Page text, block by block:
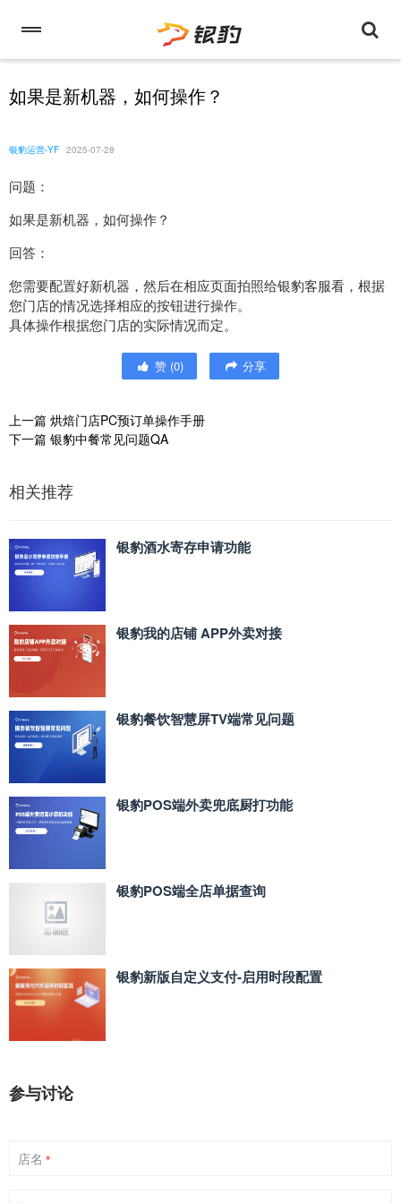
如果是新机器，如何操作？
银豹运营-YF 2025-07-28
问题：
如果是新机器，如何操作？
回答：
您需要配置好新机器，然后在相应页面拍照给银豹客服看，根据
您门店的情况选择相应的按钮进行操作。
具体操作根据您门店的实际情况而定。
赞 (0) 分享
上一篇 烘焙门店PC预订单操作手册
下一篇 银豹中餐常见问题QA
相关推荐
银豹酒水寄存申请功能
银豹我的店铺 APP外卖对接
银豹餐饮智慧屏TV端常见问题
银豹POS端外卖兜底厨打功能
银豹POS端全店单据查询
银豹新版自定义支付‑启用时段配置
参与讨论
店名 *